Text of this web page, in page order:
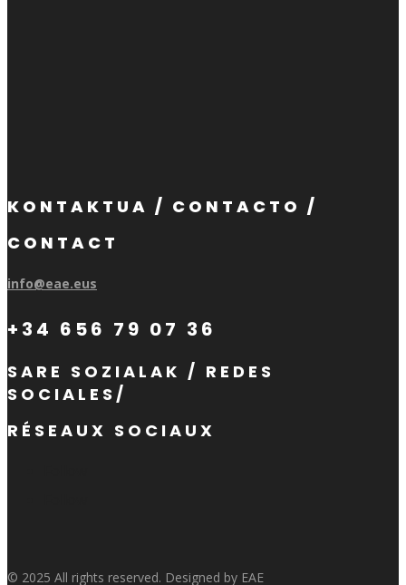
KONTAKTUA / CONTACTO /
CONTACT
info@eae.eus
+34 656 79 07 36
SARE SOZIALAK / REDES
SOCIALES/
RÉSEAUX SOCIAUX
© 2025 All rights reserved. Designed by EAE